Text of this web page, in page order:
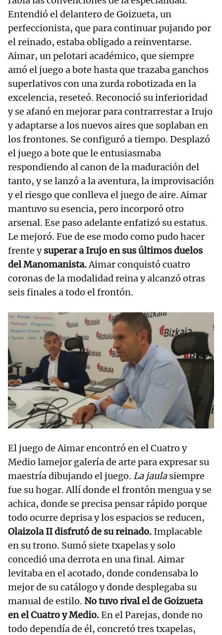
Entendió el delantero de Goizueta, un
perfeccionista, que para continuar pujando por
el reinado, estaba obligado a reinventarse.
Aimar, un pelotari académico, que siempre
amó el juego a bote hasta que trazaba ganchos
superlativos con una zurda robotizada en la
excelencia, reseteó. Reconoció su inferioridad
y se afanó en mejorar para contrarrestar a Irujo
y adaptarse a los nuevos aires que soplaban en
los frontones. Se configuró a tiempo. Desplazó
el juego a bote que le entusiasmaba
respondiendo al canon de la maduración del
tanto, y se lanzó a la aventura, la improvisación
y el riesgo que conlleva el juego de aire. Aimar
mantuvo su esencia, pero incorporó otro
arsenal. Ese paso adelante enfatizó su estatus.
Le mejoró. Fue de ese modo como pudo hacer
frente ysuperar a Irujo en sus últimos duelos
del Manomanista.Aimar conquistó cuatro
coronas de la modalidad reina y alcanzó otras
seis finales a todo el frontón.
El juego de Aimar encontró en el Cuatro y
Medio lamejor galería de arte para expresar su
maestría dibujando el juego. La jaulasiempre
fue su hogar. Allí donde el frontón mengua y se
achica, donde se precisa pensar rápido porque
todo ocurre deprisa y los espacios se reducen,
Olaizola II disfrutó de su reinado. Implacable
en su trono. Sumó siete txapelas y solo
concedió una derrota en una final. Aimar
levitaba en el acotado, donde condensaba lo
mejor de su catálogo y donde desplegaba su
manual de estilo. No tuvo rival el de Goizueta
en el Cuatro y Medio.En el Parejas, donde no
todo dependía de él, concretó tres txapelas,